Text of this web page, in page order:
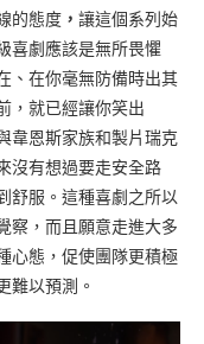
的態度 ， 讓這個系列始
喜劇應該是無所畏懼
、在你毫無防備時出其
，就已經讓你笑出
韋恩斯家族和製片瑞克
沒有想過要走安全路
舒服。這種喜劇之所以
察，而且願意走進大多
心態，促使團隊更積極
難以預測。